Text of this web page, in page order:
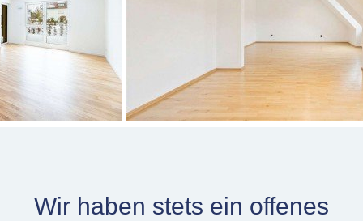
Wir haben stets ein offenes